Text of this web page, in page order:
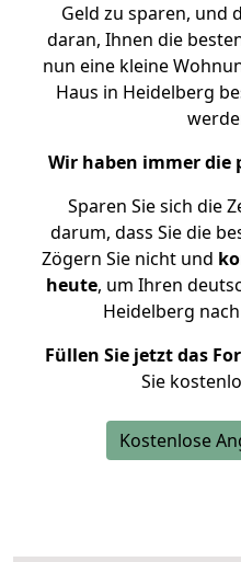
Geld zu sparen, und
daran, Ihnen die
nun eine kleine
Haus in Heidelberg
Wir haben immer die
Sparen Sie sich die
darum, dass Sie die
Zögern Sie nicht und
heute, um Ihren
Heidelberg
Füllen Sie jetzt das
Sie
Kostenlose